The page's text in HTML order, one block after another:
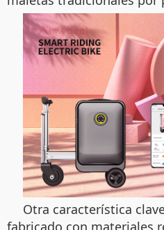
Otra característica